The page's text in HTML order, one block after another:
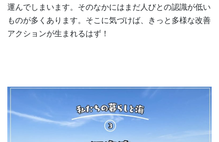
運んでしまいます。そのなかにはまだ人びとの認識が低い
ものが多くあります。そこに気づけば、きっと多様な改善
アクションが生まれるはず！